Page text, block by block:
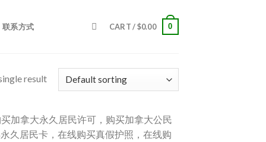
联系方式 CART /$0.00 0
result
加拿大永久居民许可，购买加拿大公民
久居民卡，在线购买真假护照，在线购